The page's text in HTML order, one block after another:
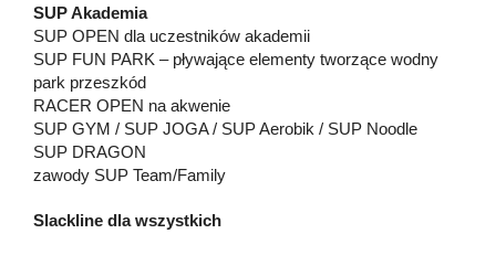
SUP Akademia
SUP OPEN dla uczestników akademii
SUP FUN PARK – pływające elementy tworzące wodny
park przeszkód
RACER OPEN na akwenie
SUP GYM / SUP JOGA / SUP Aerobik / SUP Noodle
SUP DRAGON
zawody SUP Team/Family
Slackline dla wszystkich